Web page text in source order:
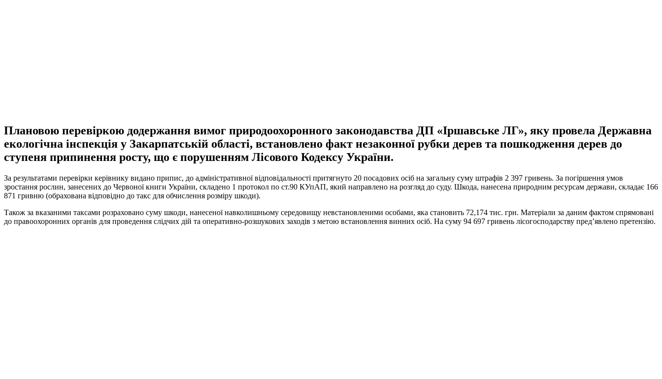
Плановою перевіркою додержання вимог природоохоронного законодавства ДП «Іршавське ЛГ», яку провела Державна
екологічна інспекція у Закарпатській області, встановлено факт незаконної рубки дерев та пошкодження дерев до
ступеня припинення росту, що є порушенням Лісового Кодексу України.
За результатами перевірки керівнику видано припис, до адміністративної відповідальності притягнуто 20 посадових осіб на загальну суму штрафів 2 397 гривень. За погіршення умов
зростання рослин, занесених до Червоної книги України, складено 1 протокол по ст.90 КУпАП, який направлено на розгляд до суду. Шкода, нанесена природним ресурсам держави, складає 166
871 гривню (обрахована відповідно до такс для обчислення розміру шкоди).
Також за вказаними таксами розраховано суму шкоди, нанесеної навколишньому середовищу невстановленими особами, яка становить 72,174 тис. грн. Матеріали за даним фактом спрямовані
до правоохоронних органів для проведення слідчих дій та оперативно-розшукових заходів з метою встановлення винних осіб. На суму 94 697 гривень лісогосподарству пред’явлено претензію.